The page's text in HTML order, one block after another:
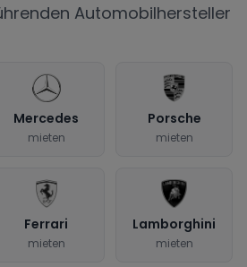
Automobilhersteller
Mercedes
mieten
Porsche
mieten
Ferrari
mieten
Lamborghini
mieten